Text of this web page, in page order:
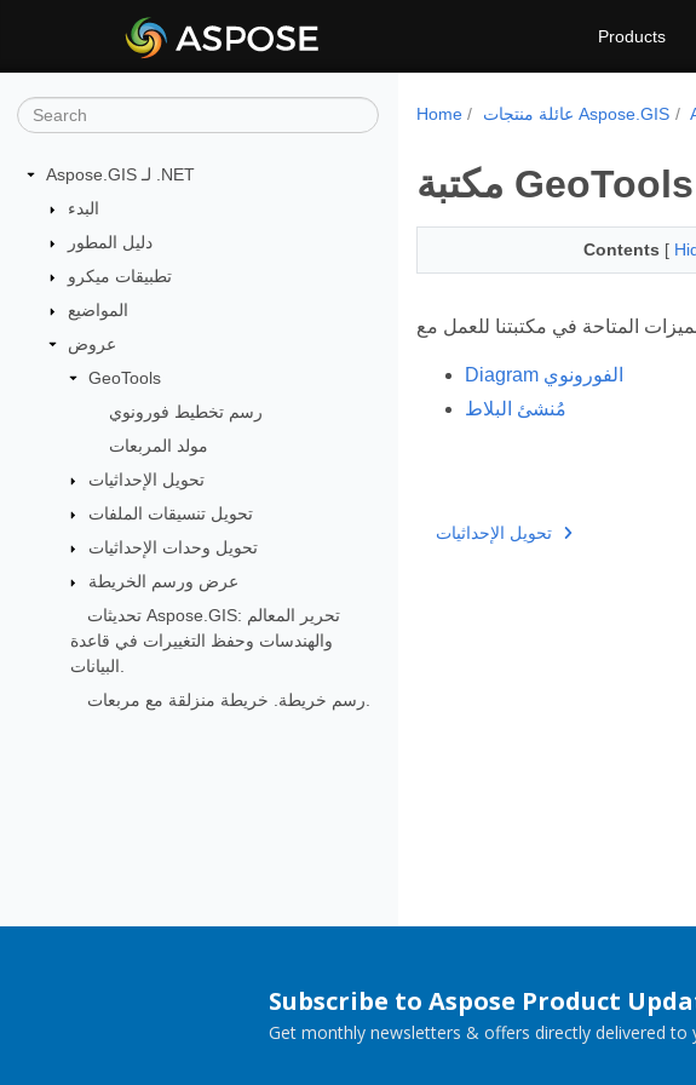
Products
Aspose.GIS لـ .NET
البدء
دليل المطور
تطبيقات ميكرو
المواضيع
عروض
GeoTools
رسم تخطيط فورونوي
مولد المربعات
تحويل الإحداثيات
تحويل تنسيقات الملفات
تحويل وحدات الإحداثيات
عرض ورسم الخريطة
تحديثات Aspose.GIS: تحرير المعالم
والهندسات وحفظ التغييرات في قاعدة
Home عائلة منتجات Aspose.GIS
Contents [
Diagram الفورونوي
مُنشئ البلاط
تحويل الإحداثيات
Subscribe to Aspose Product
Get monthly newsletters & offers directly delivered to